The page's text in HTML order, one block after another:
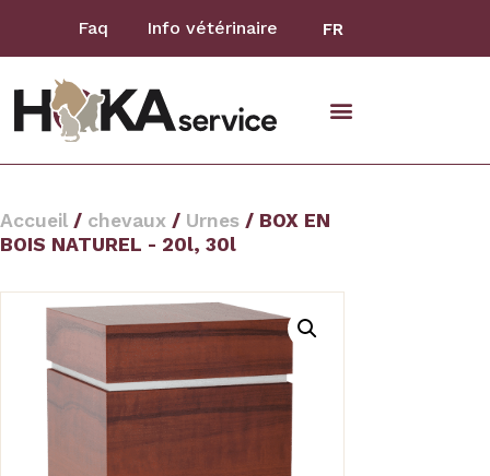
Faq Info vétérinaire FR
Accueil / chevaux / Urnes / BOX EN
BOIS NATUREL - 20l, 30l